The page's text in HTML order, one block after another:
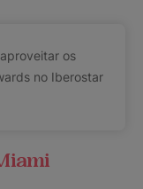
os
no Iberostar